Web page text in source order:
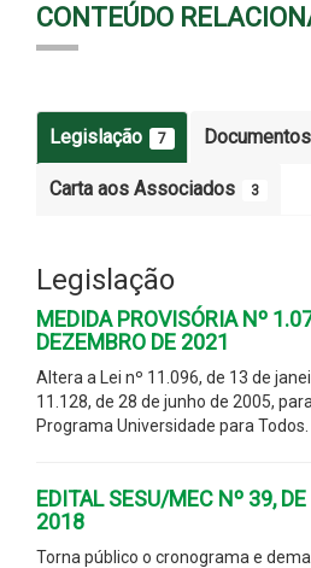
CONTEÚDO
Legislação 7 Documentos
Carta aos Associados 3
Legislação
MEDIDA PROVISÓRIA Nº
DEZEMBRO DE 2021
Altera a Lei nº 11.096, de 13 de
11.128, de 28 de junho de 2005,
Programa Universidade para Todos.
EDITAL SESU/MEC Nº 39,
2018
Torna público o cronograma e